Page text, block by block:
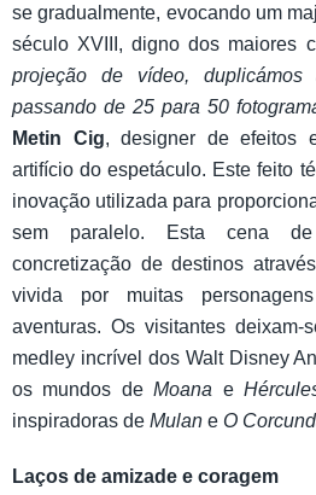
se gradualmente, evocando um
século XVIII, digno dos maiores
projeção de vídeo,
passando de 25 para 50
Metin Cig, designer de efeitos
artifício do espetáculo. Este feito
inovação utilizada para
sem paralelo. Esta cena
concretização de destinos
vivida por muitas
aventuras. Os visitantes
medley incrível dos Walt Disney
os mundos deMoana e
inspiradoras de Mulan e O
Laços de amizade e coragem